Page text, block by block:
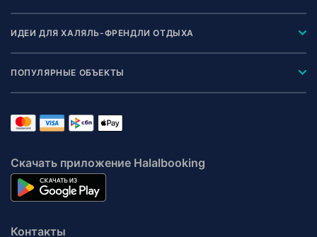
ИДЕИ ДЛЯ ХАЛЯЛЬ-ФРЕНДЛИ ОТДЫХА
ПОПУЛЯРНЫЕ ОБЪЕКТЫ
Скачать приложение Halalbooking
Контакты